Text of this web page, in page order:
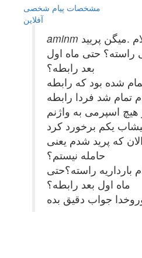
مشخصات پیام شخصی
آفلاين
.میگن پریید
راسته؟ حتی ماه اول
بعد رابطه؟
شده بود که رابطه
تمام شد فردا رابطه
و هیچ اسپرمی به واژنم
یکم برخورد کرد
که پرید شدم یعنی
حامله نیستم؟
راسته؟حتی
ماه اول بعد رابطه؟
جواب دقیق بده